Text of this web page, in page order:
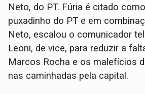
Neto, do PT. Fúria é citado
puxadinho do PT e em
Neto, escalou o comunicador
Leoni, de vice, para reduzir a
Marcos Rocha e os malefícios
nas caminhadas pela capital.